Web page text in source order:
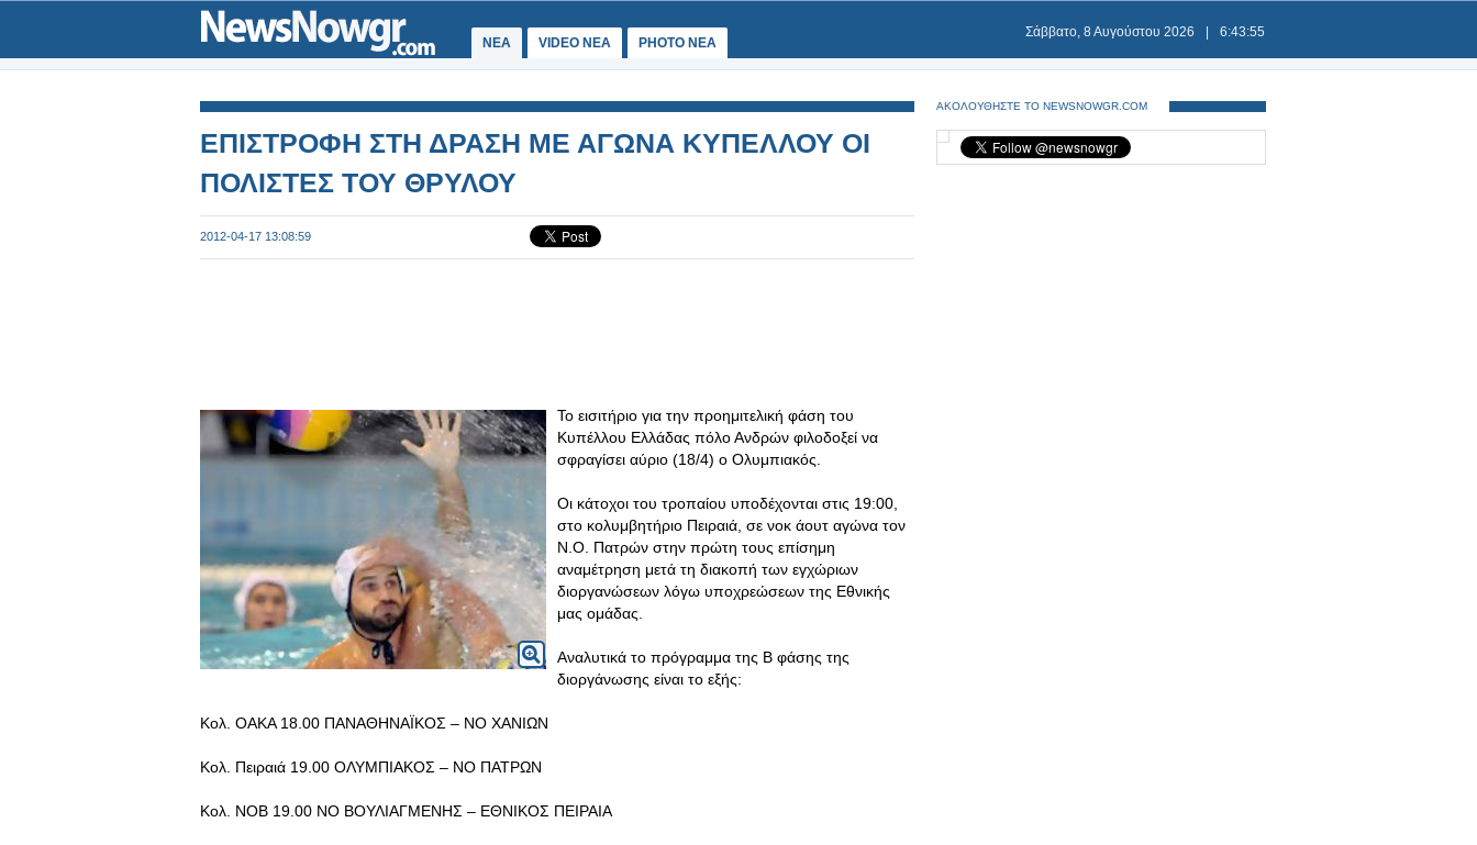
ΝΕΑ VIDEO NEA PHOTO NEA
Σάββατο, 8 Αυγούστου 2026 6:43:55
ΕΠΙΣΤΡΟΦΗ ΣΤΗ ΔΡΑΣΗ ΜΕ ΑΓΩΝΑ ΚΥΠΕΛΛΟΥ ΟΙ
ΠΟΛΙΣΤΕΣ ΤΟΥ ΘΡΥΛΟΥ
2012-04-17 13:08:59
Το εισιτήριο για την προημιτελική φάση του
Κυπέλλου Ελλάδας πόλο Ανδρών φιλοδοξεί να
σφραγίσει αύριο (18/4) ο Ολυμπιακός.
Οι κάτοχοι του τροπαίου υποδέχονται στις 19:00,
στο κολυμβητήριο Πειραιά, σε νοκ άουτ αγώνα τον
Ν.Ο. Πατρών στην πρώτη τους επίσημη
αναμέτρηση μετά τη διακοπή των εγχώριων
διοργανώσεων λόγω υποχρεώσεων της Εθνικής
μας ομάδας.
Αναλυτικά το πρόγραμμα της Β φάσης της
διοργάνωσης είναι το εξής:
Κολ. ΟΑΚΑ 18.00 ΠΑΝΑΘΗΝΑΪΚΟΣ – ΝΟ ΧΑΝΙΩΝ
Κολ. Πειραιά 19.00 ΟΛΥΜΠΙΑΚΟΣ – ΝΟ ΠΑΤΡΩΝ
Κολ. ΝΟΒ 19.00 ΝΟ ΒΟΥΛΙΑΓΜΕΝΗΣ – ΕΘΝΙΚΟΣ ΠΕΙΡΑΙΑ
ΑΚΟΛΟΥΘΗΣΤΕ ΤΟ NEWSNOWGR.COM